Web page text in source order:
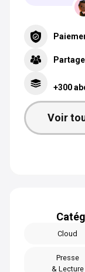
+300
Voir
Cloud
Presse
& Lecture